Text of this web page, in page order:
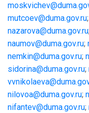
mutcoev@duma.gov.ru;
nazarova@duma.gov.ru;
naumov@duma.gov.ru;
nemkin@duma.gov.ru;
sidorina@duma.gov.ru;
nilovoa@duma.gov.ru;
nifantev@duma.gov.ru;